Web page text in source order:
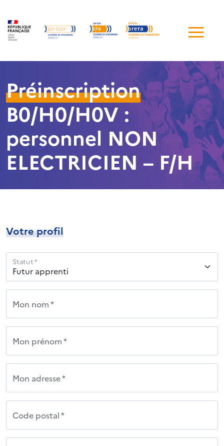
de
Préinscription
B0/H0/H0V :
personnel NON
ELECTRICIEN – F/H
Votre profil
Statut *
Mon nom *
Mon prénom *
Mon adresse *
Code postal *